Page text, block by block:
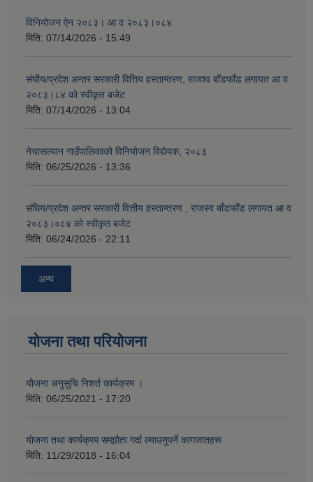
विनियोजन ऐन २०८३। आ व २०८३।०८४
मिति: 07/14/2026 - 15:49
संघीय/प्रदेश अन्तर सरकारी वित्तिय हस्तान्तरण, राजश्व बाँडफाँड लगायत आ व
२०८३।८४ को स्वीकृत बजेट
मिति: 07/14/2026 - 13:04
नेचासल्यान गाउँपालिकाको विनियोजन विद्येयक, २०८३
मिति: 06/25/2026 - 13:36
संघिय/प्रदेश अन्तर सरकारी वित्तीय हस्तान्तरण , राजस्व बाँडफाँड लगायत आ व
२०८३।०८४ को स्वीकृत बजेट
मिति: 06/24/2026 - 22:11
अन्य
योजना तथा परियोजना
योेजना अनुसुचि निशर्त कार्यक्रम ।
मिति: 06/25/2021 - 17:20
याेजना तथा कार्यक्रम सम्झाैता गर्दा ल्याउनुपर्ने कागजातहरू
मिति: 11/29/2018 - 16:04